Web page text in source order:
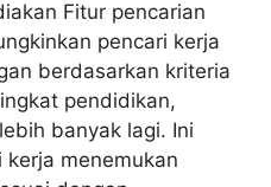
Fitur pencarian
pencari kerja
berdasarkan kriteria
pendidikan,
banyak lagi. Ini
menemukan